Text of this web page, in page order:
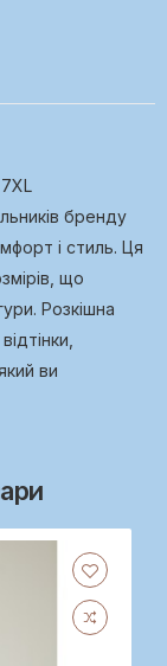
бренду
і стиль. Ця
що
Розкішна
ви